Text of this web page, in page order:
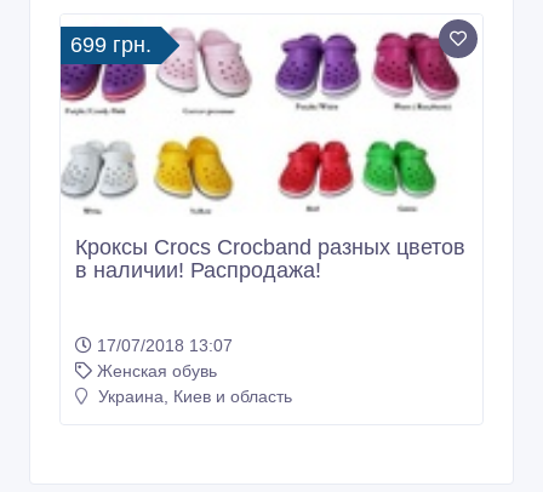
699 грн.
Кроксы Crocs Crocband разных цветов
в наличии! Распродажа!
17/07/2018 13:07
Женская обувь
Украина, Киев и область